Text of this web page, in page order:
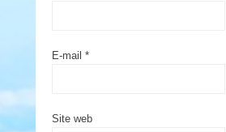
E-mail *
Site web